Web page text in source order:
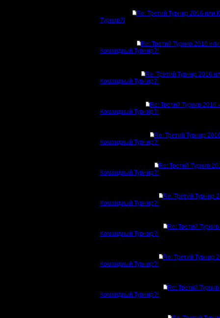
Re: Третий Турнир 2016 или
Турнир?!
Re: Третий Турнир 2016 или
Командный Турнир?!
Re: Третий Турнир 2016
Командный Турнир?!
Re: Третий Турнир 2016
Командный Турнир?!
Re: Третий Турнир
Командный Турнир?!
Re: Третий Турнир
Командный Турнир?!
Re: Третий Турнир
Командный Турнир?!
Re: Третий
Командный Турнир?!
Re: Третий Турнир
Командный Турнир?!
Re: Третий
Командный Турнир?!